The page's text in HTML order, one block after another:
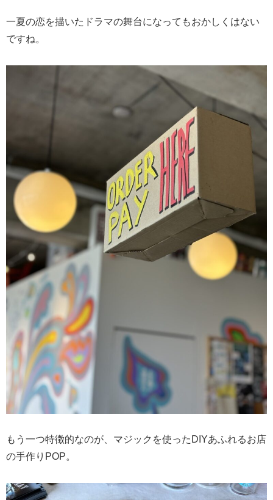
一夏の恋を描いたドラマの舞台になってもおかしくはない
ですね。
もう一つ特徴的なのが、マジックを使ったDIYあふれるお店
の手作りPOP。